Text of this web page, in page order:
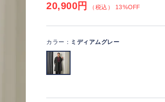
20,900円 （税込） 13%OFF
カラー： ミディアムグレー